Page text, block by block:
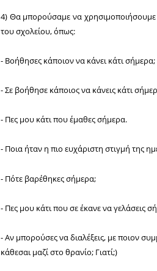
4) Θα μπορούσαμε να χρησιμοποιήσουμε
του σχολείου, όπως:
- Βοήθησες κάποιον να κάνει κάτι σήμερα;
- Σε βοήθησε κάποιος να κάνεις κάτι
- Πες μου κάτι που έμαθες σήμερα.
- Ποια ήταν η πιο ευχάριστη στιγμή της
- Πότε βαρέθηκες σήμερα;
- Πες μου κάτι που σε έκανε να γελάσεις
- Αν μπορούσες να διαλέξεις, με ποιον
κάθεσαι μαζί στο θρανίο; Γιατί;)